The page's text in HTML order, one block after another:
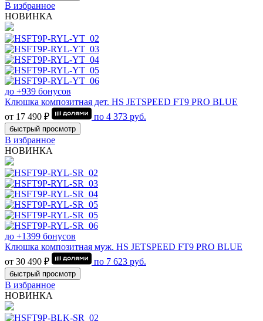
В избранное
НОВИНКА
до +939 бонусов
Клюшка композитная дет. HS JETSPEED FT9 PRO BLUE
от 17 490 ₽
по 4 373 руб.
быстрый просмотр
В избранное
НОВИНКА
до +1399 бонусов
Клюшка композитная муж. HS JETSPEED FT9 PRO BLUE
от 30 490 ₽
по 7 623 руб.
быстрый просмотр
В избранное
НОВИНКА